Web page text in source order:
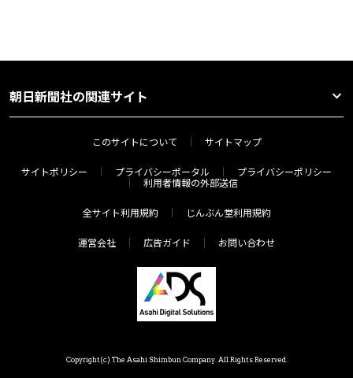
朝日新聞社の関連サイト
このサイトについて サイトマップ
サイトポリシー プライバシーポータル
プライバシーポリシー
利用者情報の外部送信
全サイト利用規約 じんぶん堂利用規約
運営会社 広告ガイド お問い合わせ
Copyright(c) The Asahi Shimbun Company. All Rights Reserved.